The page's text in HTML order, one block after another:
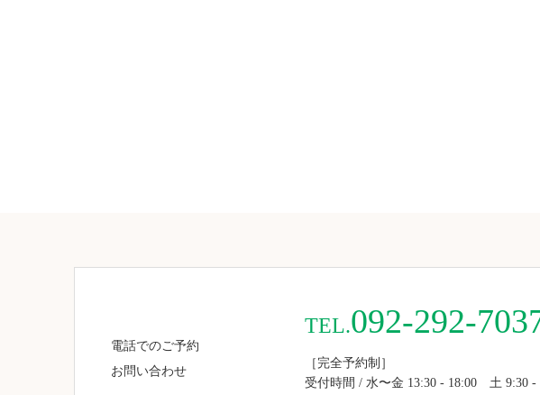
電話でのご予約
お問い合わせ
TEL.092-292-
［完全予約制］
受付時間 / 水〜金 13:30 - 18:00 土 9:30 -